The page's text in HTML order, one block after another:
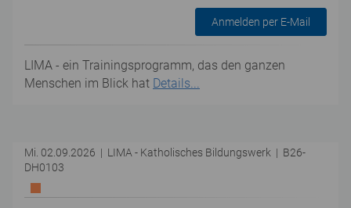
Anmelden per E-Mail
LIMA - ein Trainingsprogramm, das den ganzen
Menschen im Blick hat Details...
Mi. 02.09.2026 | LIMA - Katholisches Bildungswerk | B26-
DH0103